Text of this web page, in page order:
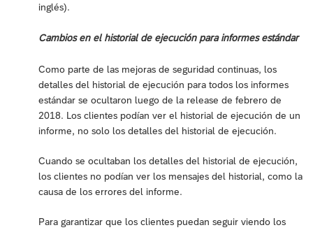
inglés).
Cambios en el historial de ejecución para informes estándar
Como parte de las mejoras de seguridad continuas, los
detalles del historial de ejecución para todos los informes
estándar se ocultaron luego de la release de febrero de
2018. Los clientes podían ver el historial de ejecución de un
informe, no solo los detalles del historial de ejecución.
Cuando se ocultaban los detalles del historial de ejecución,
los clientes no podían ver los mensajes del historial, como la
causa de los errores del informe.
Para garantizar que los clientes puedan seguir viendo los